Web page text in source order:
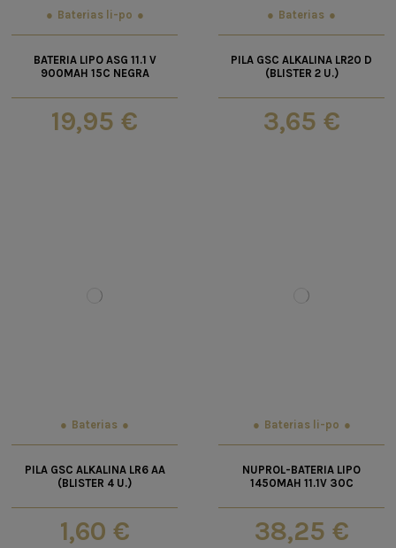
Baterias li-po
BATERIA LIPO ASG 11.1 V
900MAH 15C NEGRA
19,95 €
Baterias
PILA GSC ALKALINA LR20 D
(BLISTER 2 U.)
3,65 €
Baterias
PILA GSC ALKALINA LR6 AA
(BLISTER 4 U.)
1,60 €
Baterias li-po
NUPROL-BATERIA LIPO
1450MAH 11.1V 30C
38,25 €